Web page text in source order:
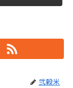
弐穀米